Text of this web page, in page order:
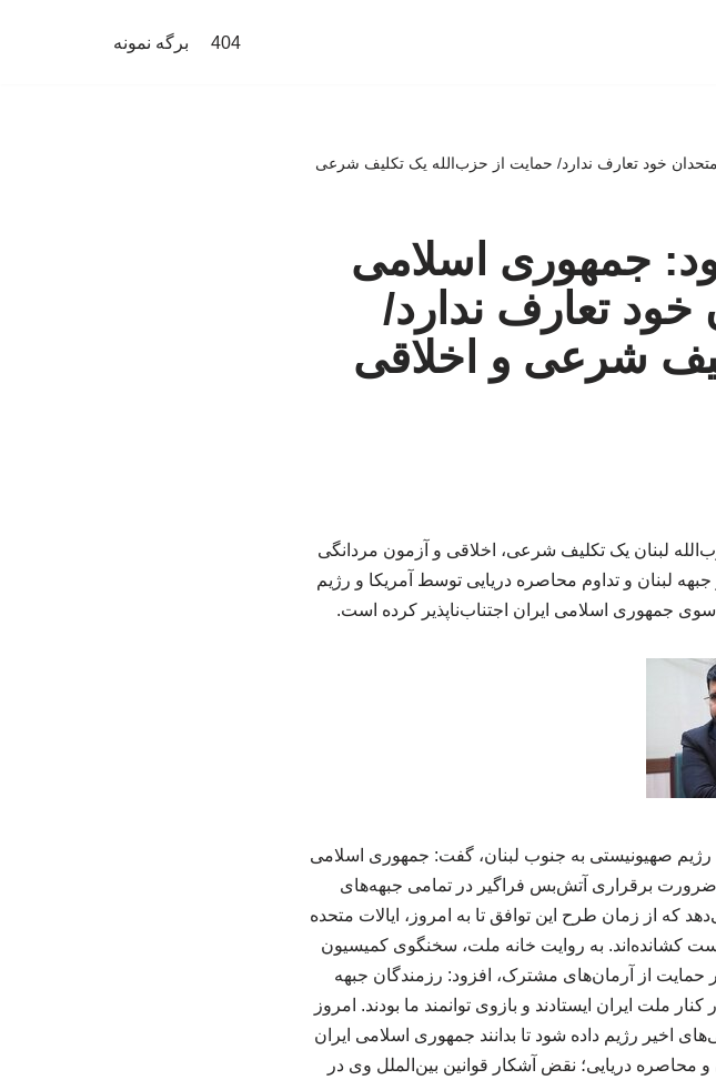
404 برگه نمونه
خود تعارف ندارد/ حمایت از حزب‌الله یک تکلیف شرعی
جمهوری اسلامی
خود تعارف ندارد/
شرعی و اخلاقی
لبنان یک تکلیف شرعی، اخلاقی و آزمون مردانگی
لبنان و تداوم محاصره دریایی توسط آمریکا و رژیم
جمهوری اسلامی ایران اجتناب‌ناپذیر کرده است.
رژیم صهیونیستی به جنوب لبنان، گفت: جمهوری اسلامی
ضرورت برقراری آتش‌بس فراگیر در تمامی جبهه‌های
که از زمان طرح این توافق تا به امروز، ایالات متحده
کشانده‌اند. به روایت خانه ملت، سخنگوی کمیسیون
از آرمان‌های مشترک، افزود: رزمندگان جبهه
ملت ایران ایستادند و بازوی توانمند ما بودند. امروز
رژیم داده شود تا بدانند جمهوری اسلامی ایران
محاصره دریایی؛ نقض آشکار قوانین بین‌الملل وی در